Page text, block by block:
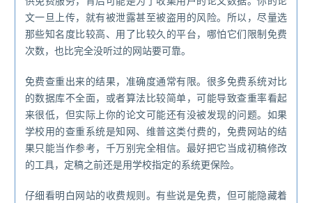
文一旦上传，就有被泄露甚至被盗用的风险。所以，尽量选
那些知名度比较高、用了比较久的平台，哪怕它们限制免费
次数，也比完全没听过的网站要可靠。
免费查重出来的结果，准确度通常有限。很多免费系统对比
的数据库不全面，或者算法比较简单，可能导致查重率看起
来很低，但实际上你的论文可能还有没被发现的问题。如果
学校用的查重系统是知网、维普这类付费的，免费网站的结
果只能当作参考，千万别完全相信。最好把它当成初稿修改
的工具，定稿之前还是用学校指定的系统更保险。
仔细看明白网站的收费规则。有些说是免费，但可能隐藏着